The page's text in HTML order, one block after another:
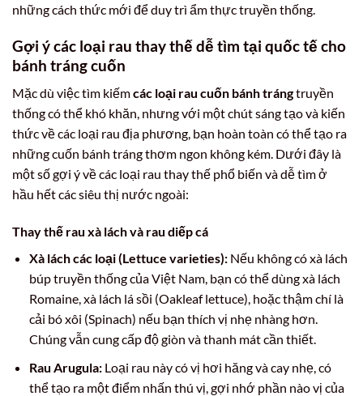
những cách thức mới để duy trì ẩm thực truyền thống.
Gợi ý các loại rau thay thế dễ tìm tại quốc tế cho
bánh tráng cuốn
Mặc dù việc tìm kiếmcác loại rau cuốn bánh trángtruyền
thống có thể khó khăn, nhưng với một chút sáng tạo và kiến
thức về các loại rau địa phương, bạn hoàn toàn có thể tạo ra
những cuốn bánh tráng thơm ngon không kém. Dưới đây là
một số gợi ý về các loại rau thay thế phổ biến và dễ tìm ở
hầu hết các siêu thị nước ngoài:
Thay thế rau xà lách và rau diếp cá
Xà lách các loại (Lettuce varieties):Nếu không có xà lách
búp truyền thống của Việt Nam, bạn có thể dùng xà lách
Romaine, xà lách lá sồi (Oakleaf lettuce), hoặc thậm chí là
cải bó xôi (Spinach) nếu bạn thích vị nhẹ nhàng hơn.
Chúng vẫn cung cấp độ giòn và thanh mát cần thiết.
Rau Arugula:Loại rau này có vị hơi hăng và cay nhẹ, có
thể tạo ra một điểm nhấn thú vị, gợi nhớ phần nào vị của